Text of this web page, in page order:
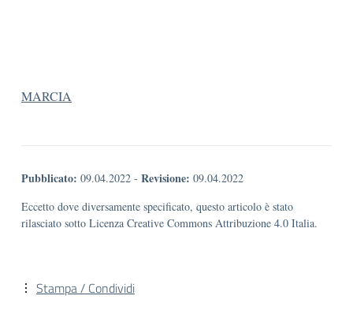
MARCIA
Pubblicato: 09.04.2022 - Revisione: 09.04.2022
Eccetto dove diversamente specificato, questo articolo è stato
rilasciato sotto Licenza Creative Commons Attribuzione 4.0 Italia.
Stampa / Condividi